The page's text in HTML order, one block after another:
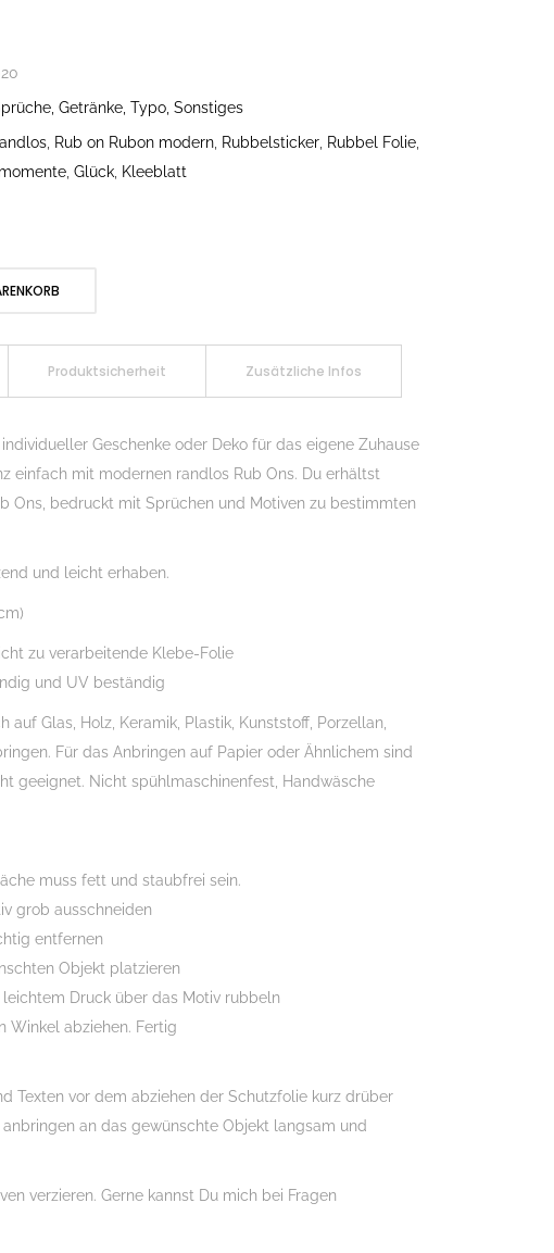
Getränke, Typo, Sonstiges
Rub on Rubon modern Rubbelsticker Rubbel Folie
Glück Kleeblatt
Produktsicherheit Zusätzliche Infos
Geschenke oder Deko für das eigene Zuhause
einfach mit modernen randlos Rub Ons. Du erhältst
Ons, bedruckt mit Sprüchen und Motiven zu bestimmten
und leicht erhaben.
zu verarbeitende Klebe-Folie
und UV beständig
auf Glas, Holz, Keramik, Plastik, Kunststoff, Porzellan,
Für das Anbringen auf Papier oder Ähnlichem sind
geeignet. Nicht spühlmaschinenfest, Handwäsche
muss fett und staubfrei sein.
grob ausschneiden
entfernen
Objekt platzieren
Druck über das Motiv rubbeln
Winkel abziehen. Fertig
Texten vor dem abziehen der Schutzfolie kurz drüber
an das gewünschte Objekt langsam und
verzieren. Gerne kannst Du mich bei Fragen